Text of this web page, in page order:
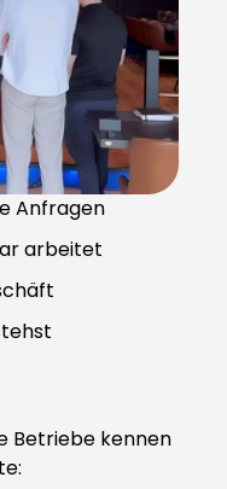
Betriebe kennen
Anfragen
arbeitet